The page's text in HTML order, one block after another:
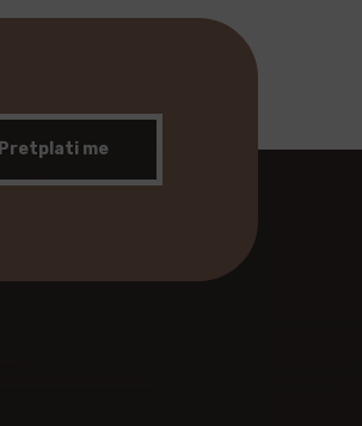
Pretplati me